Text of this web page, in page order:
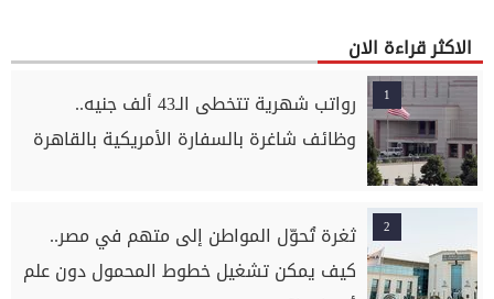
الاكثر قراءة الان
1
رواتب شهرية تتخطى الـ43 ألف جنيه..
وظائف شاغرة بالسفارة الأمريكية بالقاهرة
2
ثغرة تُحوّل المواطن إلى متهم في مصر..
كيف يمكن تشغيل خطوط المحمول دون علم